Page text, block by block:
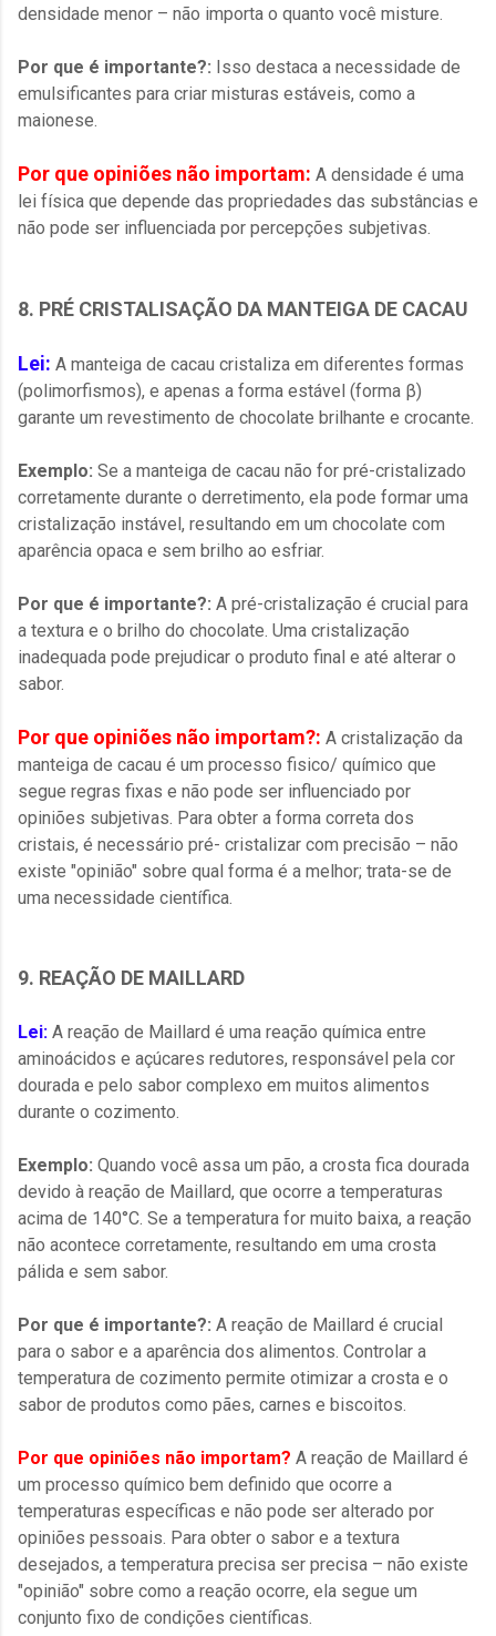
densidade menor – não importa o quanto você misture.
Por que é importante?: Isso destaca a necessidade de
emulsificantes para criar misturas estáveis, como a
maionese.
Por que opiniões não importam: A densidade é uma
lei física que depende das propriedades das substâncias e
não pode ser influenciada por percepções subjetivas.
8. PRÉ CRISTALISAÇÃO DA MANTEIGA DE CACAU
Lei: A manteiga de cacau cristaliza em diferentes formas
(polimorfismos), e apenas a forma estável (forma β)
garante um revestimento de chocolate brilhante e crocante.
Exemplo: Se a manteiga de cacau não for pré-cristalizado
corretamente durante o derretimento, ela pode formar uma
cristalização instável, resultando em um chocolate com
aparência opaca e sem brilho ao esfriar.
Por que é importante?: A pré-cristalização é crucial para
a textura e o brilho do chocolate. Uma cristalização
inadequada pode prejudicar o produto final e até alterar o
sabor.
Por que opiniões não importam?: A cristalização da
manteiga de cacau é um processo fisico/ químico que
segue regras fixas e não pode ser influenciado por
opiniões subjetivas. Para obter a forma correta dos
cristais, é necessário pré- cristalizar com precisão – não
existe "opinião" sobre qual forma é a melhor; trata-se de
uma necessidade científica.
9. REAÇÃO DE MAILLARD
Lei: A reação de Maillard é uma reação química entre
aminoácidos e açúcares redutores, responsável pela cor
dourada e pelo sabor complexo em muitos alimentos
durante o cozimento.
Exemplo: Quando você assa um pão, a crosta fica dourada
devido à reação de Maillard, que ocorre a temperaturas
acima de 140°C. Se a temperatura for muito baixa, a reação
não acontece corretamente, resultando em uma crosta
pálida e sem sabor.
Por que é importante?: A reação de Maillard é crucial
para o sabor e a aparência dos alimentos. Controlar a
temperatura de cozimento permite otimizar a crosta e o
sabor de produtos como pães, carnes e biscoitos.
Por que opiniões não importam? A reação de Maillard é
um processo químico bem definido que ocorre a
temperaturas específicas e não pode ser alterado por
opiniões pessoais. Para obter o sabor e a textura
desejados, a temperatura precisa ser precisa – não existe
"opinião" sobre como a reação ocorre, ela segue um
conjunto fixo de condições científicas.